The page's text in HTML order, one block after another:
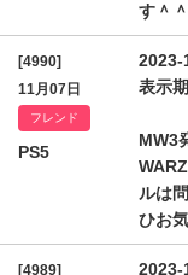
す＾
[4990]
11月07日
フレンド
PS5
2023-
表示
MW3
ルは
ひお
[4989]
2023-